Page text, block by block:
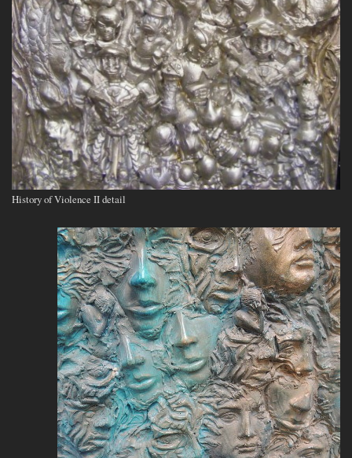
History of Violence II detail